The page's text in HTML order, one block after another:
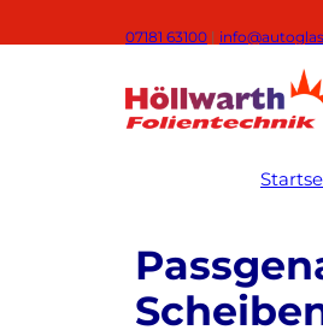
Inhalt
07181 63100 |